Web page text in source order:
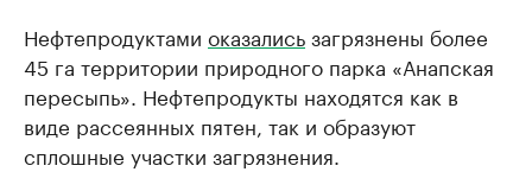
Нефтепродуктами оказалисьзагрязнены более
45 га территории природного парка «Анапская
пересыпь». Нефтепродукты находятся как в
виде рассеянных пятен, так и образуют
сплошные участки загрязнения.